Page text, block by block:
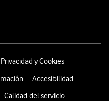
y Cookies
Accesibilidad
Calidad del servicio